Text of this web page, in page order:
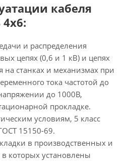
кабеля
4х6:
и распределения
цепях (0,6 и 1 кВ) и цепях
на станках и механизмах при
тока частотой до
до 1000В,
прокладке.
условиям, 5 класс
15150-69.
в производственных и
которых установлены